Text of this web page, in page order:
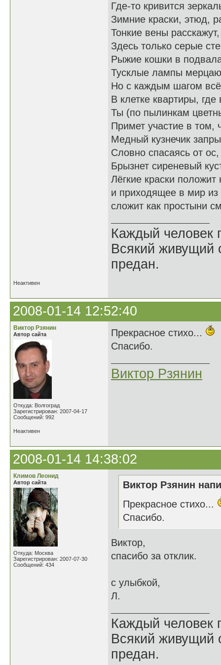
Где-то кривится
Зимние краски, этюд,
Тонкие вены
Здесь только серые
Рыжие кошки в
Тусклые лампы
Но с каждым шагом всё
В клетке квартиры,
Ты (по пылинкам
Примет участие в том,
Медный кузнечик
Словно спасаясь от
Брызнет сиреневый
Лёгкие краски
и приходящее в мир из
сложит как простыни
Каждый человек
Всякий живущий
предан.
Неактивен
2008-01-14 12:52:40
Виктор Рзянин
Автор сайта
Откуда: Волгоград
Зарегистрирован: 2007-04-17
Сообщений: 992
Прекрасное стихо...
Спасибо.
Виктор Рзянин
Неактивен
2008-01-14 14:38:02
Климов Леонид
Автор сайта
Откуда: Москва
Зарегистрирован: 2007-07-30
Сообщений: 434
Виктор Рзянин
Прекрасное стихо...
Спасибо.
Виктор,
спасибо за отклик.
с улыбкой,
Л.
Каждый человек
Всякий живущий
предан.